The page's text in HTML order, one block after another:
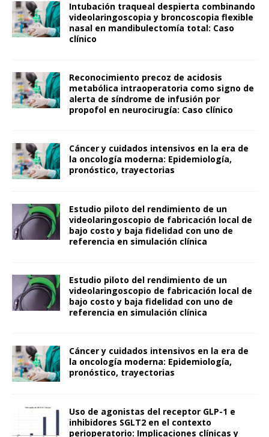
Intubación traqueal despierta combinando
videolaringoscopia y broncoscopia flexible
nasal en mandibulectomía total: Caso
clínico
Reconocimiento precoz de acidosis
metabólica intraoperatoria como signo de
alerta de síndrome de infusión por
propofol en neurocirugía: Caso clínico
Cáncer y cuidados intensivos en la era de
la oncología moderna: Epidemiología,
pronóstico, trayectorias
Estudio piloto del rendimiento de un
videolaringoscopio de fabricación local de
bajo costo y baja fidelidad con uno de
referencia en simulación clínica
Estudio piloto del rendimiento de un
videolaringoscopio de fabricación local de
bajo costo y baja fidelidad con uno de
referencia en simulación clínica
Cáncer y cuidados intensivos en la era de
la oncología moderna: Epidemiología,
pronóstico, trayectorias
Uso de agonistas del receptor GLP-1 e
inhibidores SGLT2 en el contexto
perioperatorio: Implicaciones clínicas y